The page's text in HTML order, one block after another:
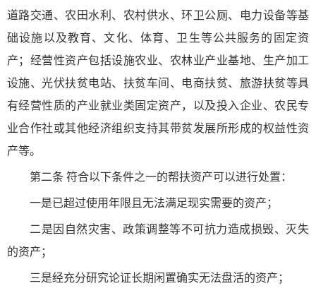
道路交通、农田水利、农村供水、环卫公厕、电力设备等基
础设施以及教育、文化、体育、卫生等公共服务的固定资
产；经营性资产包括设施农业、农林业产业基地、生产加工
设施、光伏扶贫电站、扶贫车间、电商扶贫、旅游扶贫等具
有经营性质的产业就业类固定资产，以及投入企业、农民专
业合作社或其他经济组织支持其带贫发展所形成的权益性资
产等。
第二条 符合以下条件之一的帮扶资产可以进行处置：
一是已超过使用年限且无法满足现实需要的资产；
二是因自然灾害、政策调整等不可抗力造成损毁、灭失
的资产；
三是经充分研究论证长期闲置确实无法盘活的资产；